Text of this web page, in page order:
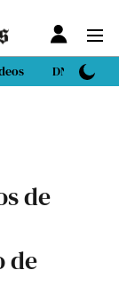
DN Sport
de
de